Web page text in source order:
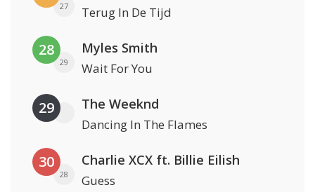
27 Terug In De Tijd
28
29
Myles Smith
Wait For You
29 The Weeknd
Dancing In The Flames
30
28
Charlie XCX ft. Billie Eilish
Guess